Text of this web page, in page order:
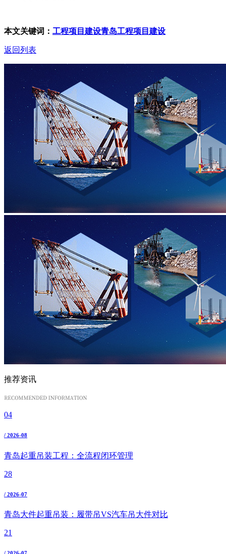
本文关键词： 工程项目建设青岛工程项目建设
返回列表
推荐资讯
04
/ 2026-08
青岛起重吊装工程：全流程闭环管理
28
/ 2026-07
青岛大件起重吊装：履带吊VS汽车吊大件对比
21